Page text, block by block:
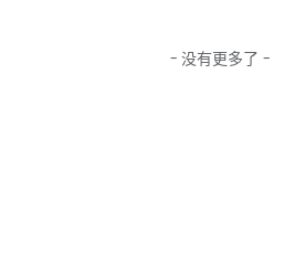
- 没有更多了 -